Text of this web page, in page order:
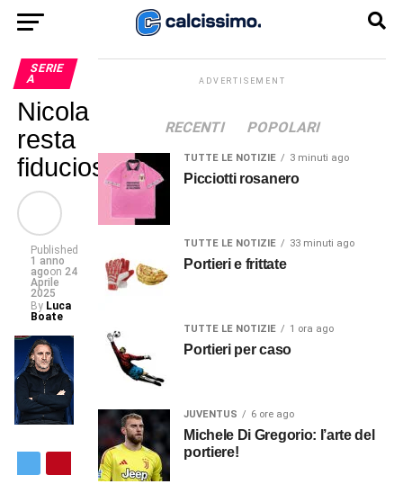
SERIE
A
Nicola
resta
fiducioso
Published
1 anno
agoon 24
Aprile
2025
By Luca
Boate
ADVERTISEMENT
RECENTI POPOLARI
TUTTE LE NOTIZIE 3 minuti ago
Picciotti rosanero
TUTTE LE NOTIZIE 33 minuti ago
Portieri e frittate
TUTTE LE NOTIZIE 1 ora ago
Portieri per caso
JUVENTUS 6 ore ago
Michele Di Gregorio: l’arte del
portiere!